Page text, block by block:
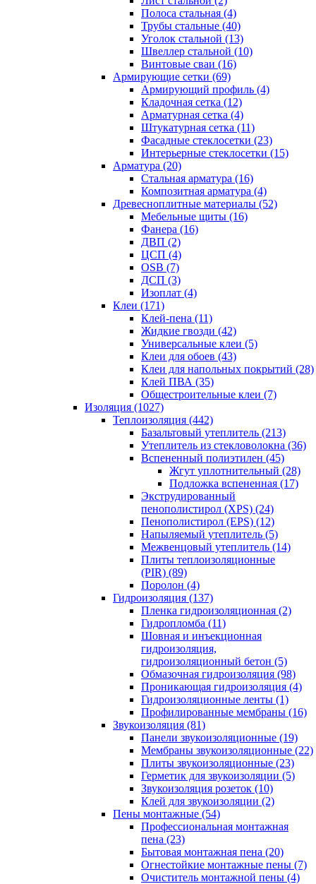
Полоса стальная (4)
Трубы стальные (40)
Уголок стальной (13)
Швеллер стальной (10)
Винтовые сваи (16)
Армирующие сетки (69)
Армирующий профиль (4)
Кладочная сетка (12)
Арматурная сетка (4)
Штукатурная сетка (11)
Фасадные стеклосетки (23)
Интерьерные стеклосетки (15)
Арматура (20)
Стальная арматура (16)
Композитная арматура (4)
Древесноплитные материалы (52)
Мебельные щиты (16)
Фанера (16)
ДВП (2)
ЦСП (4)
OSB (7)
ДСП (3)
Изоплат (4)
Клеи (171)
Клей-пена (11)
Жидкие гвозди (42)
Универсальные клеи (5)
Клеи для обоев (43)
Клеи для напольных покрытий (28)
Клей ПВА (35)
Общестроительные клеи (7)
Изоляция (1027)
Теплоизоляция (442)
Базальтовый утеплитель (213)
Утеплитель из стекловолокна (36)
Вспененный полиэтилен (45)
Жгут уплотнительный (28)
Подложка вспененная (17)
Экструдированный
пенополистирол (XPS) (24)
Пенополистирол (EPS) (12)
Напыляемый утеплитель (5)
Межвенцовый утеплитель (14)
Плиты теплоизоляционные
(PIR) (89)
Поролон (4)
Гидроизоляция (137)
Пленка гидроизоляционная (2)
Гидропломба (11)
Шовная и инъекционная
гидроизоляция,
гидроизоляционный бетон (5)
Обмазочная гидроизоляция (98)
Проникающая гидроизоляция (4)
Гидроизоляционные ленты (1)
Профилированные мембраны (16)
Звукоизоляция (81)
Панели звукоизоляционные (19)
Мембраны звукоизоляционные (22)
Плиты звукоизоляционные (23)
Герметик для звукоизоляции (5)
Звукоизоляция розеток (10)
Клей для звукоизоляции (2)
Пены монтажные (54)
Профессиональная монтажная
пена (23)
Бытовая монтажная пена (20)
Огнестойкие монтажные пены (7)
Очиститель монтажной пены (4)